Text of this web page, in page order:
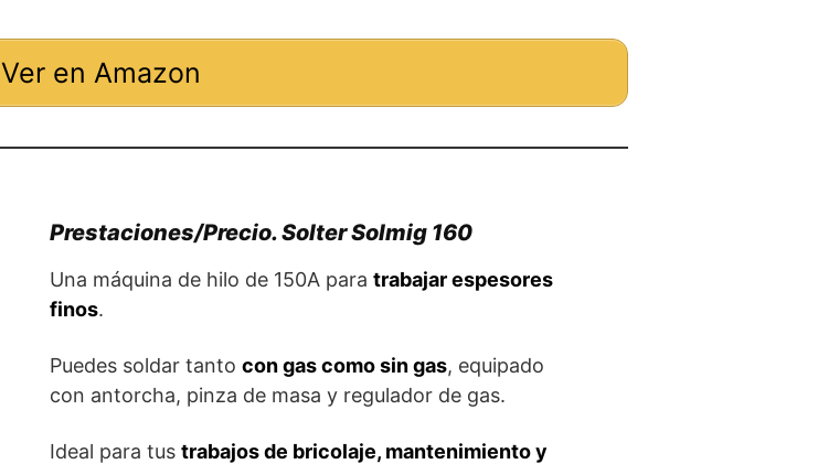
Ver en Amazon
Prestaciones/Precio. Solter Solmig 160
Una máquina de hilo de 150A para trabajar espesores
finos.
Puedes soldar tanto con gas como sin gas, equipado
con antorcha, pinza de masa y regulador de gas.
Ideal para tus trabajos de bricolaje, mantenimiento y